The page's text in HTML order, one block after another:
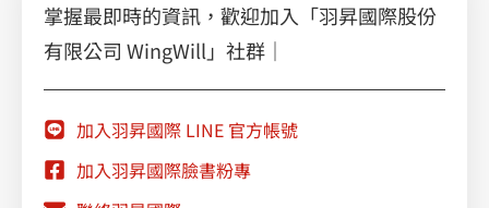
掌握最即時的資訊，歡迎加入「羽昇國際股份
有限公司 WingWill」社群｜
加入羽昇國際 LINE 官方帳號
加入羽昇國際臉書粉專